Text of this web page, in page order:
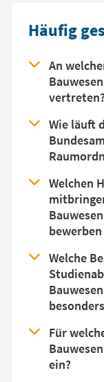
Häufig
An
Wie läuft
Welchen
Welche
Für
ein?